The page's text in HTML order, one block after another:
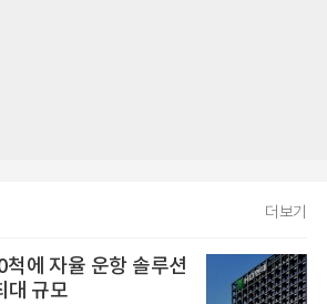
더보기
에 자율 운항 솔루션
대 규모